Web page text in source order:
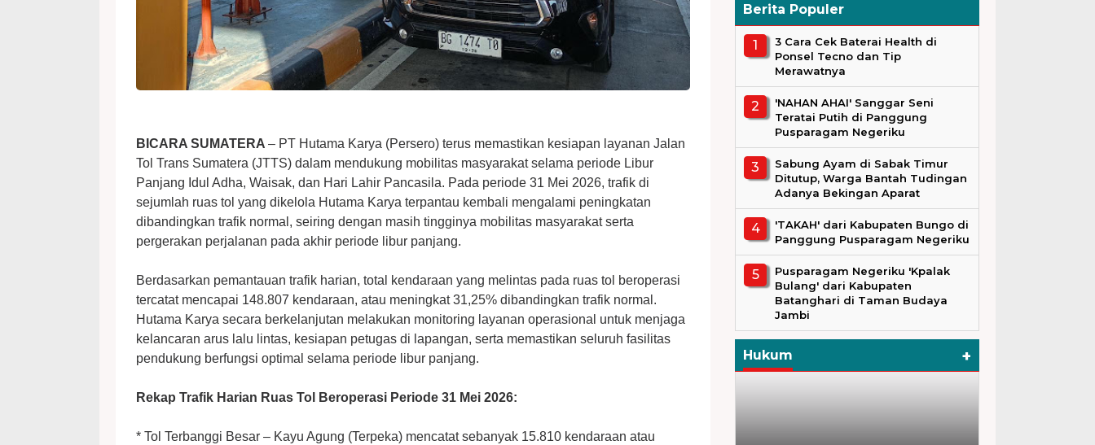
BICARA SUMATERA – PT Hutama Karya (Persero) terus memastikan kesiapan layanan Jalan
Tol Trans Sumatera (JTTS) dalam mendukung mobilitas masyarakat selama periode Libur
Panjang Idul Adha, Waisak, dan Hari Lahir Pancasila. Pada periode 31 Mei 2026, trafik di
sejumlah ruas tol yang dikelola Hutama Karya terpantau kembali mengalami peningkatan
dibandingkan trafik normal, seiring dengan masih tingginya mobilitas masyarakat serta
pergerakan perjalanan pada akhir periode libur panjang.
Berdasarkan pemantauan trafik harian, total kendaraan yang melintas pada ruas tol beroperasi
tercatat mencapai 148.807 kendaraan, atau meningkat 31,25% dibandingkan trafik normal.
Hutama Karya secara berkelanjutan melakukan monitoring layanan operasional untuk menjaga
kelancaran arus lalu lintas, kesiapan petugas di lapangan, serta memastikan seluruh fasilitas
pendukung berfungsi optimal selama periode libur panjang.
Rekap Trafik Harian Ruas Tol Beroperasi Periode 31 Mei 2026:
* Tol Terbanggi Besar – Kayu Agung (Terpeka) mencatat sebanyak 15.810 kendaraan atau
Berita Populer
3 Cara Cek Baterai Health di
Ponsel Tecno dan Tip
Merawatnya
'NAHAN AHAI' Sanggar Seni
Teratai Putih di Panggung
Pusparagam Negeriku
Sabung Ayam di Sabak Timur
Ditutup, Warga Bantah Tudingan
Adanya Bekingan Aparat
'TAKAH' dari Kabupaten Bungo di
Panggung Pusparagam Negeriku
Pusparagam Negeriku 'Kpalak
Bulang' dari Kabupaten
Batanghari di Taman Budaya
Jambi
Hukum +